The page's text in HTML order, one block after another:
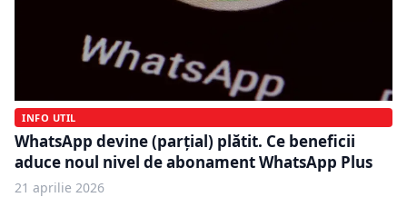
INFO UTIL
WhatsApp devine (parțial) plătit. Ce beneficii
aduce noul nivel de abonament WhatsApp Plus
21 aprilie 2026